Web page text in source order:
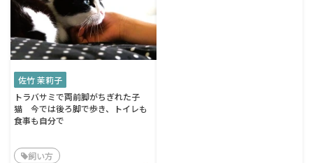
佐竹 茉莉子
トラバサミで両前脚がちぎれた子
猫 今では後ろ脚で歩き、トイレも
食事も自分で
飼い方